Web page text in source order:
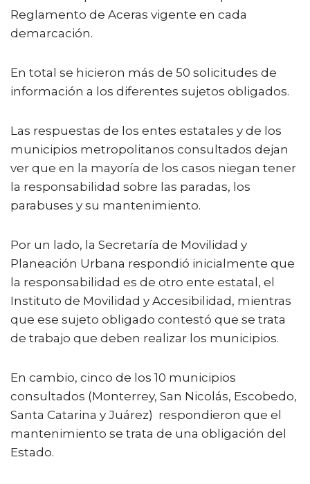
Reglamento de Aceras vigente en cada
demarcación.
En total se hicieron más de 50 solicitudes de
información a los diferentes sujetos obligados.
Las respuestas de los entes estatales y de los
municipios metropolitanos consultados dejan
ver que en la mayoría de los casos niegan tener
la responsabilidad sobre las paradas, los
parabuses y su mantenimiento.
Por un lado, la Secretaría de Movilidad y
Planeación Urbana respondió inicialmente que
la responsabilidad es de otro ente estatal, el
Instituto de Movilidad y Accesibilidad, mientras
que ese sujeto obligado contestó que se trata
de trabajo que deben realizar los municipios.
En cambio, cinco de los 10 municipios
consultados (Monterrey, San Nicolás, Escobedo,
Santa Catarina y Juárez) respondieron que el
mantenimiento se trata de una obligación del
Estado.